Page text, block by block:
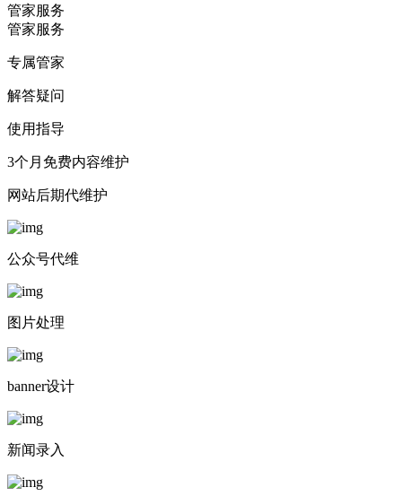
管家服务
管家服务
专属管家
解答疑问
使用指导
3个月免费内容维护
网站后期代维护
公众号代维
图片处理
banner设计
新闻录入